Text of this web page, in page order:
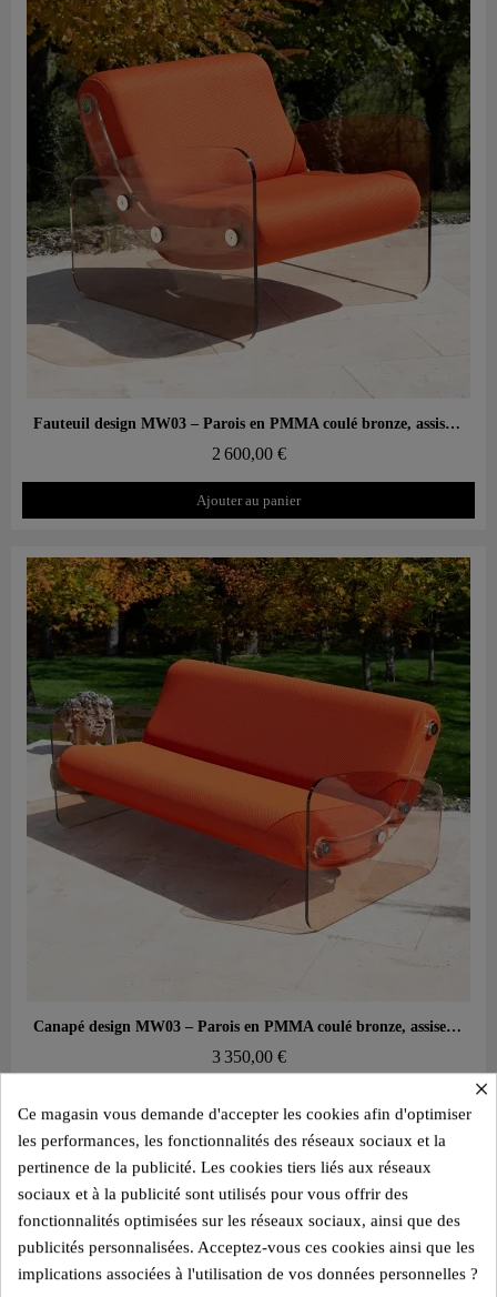
Aperçu rapide Fauteuil design MW03 – Parois en PMMA coulé bronze, assise en mousse alvéolaire
2 600,00 €
Ajouter au panier
Aperçu rapide Canapé design MW03 – Parois en PMMA coulé bronze, assise en mousse alvéolaire
3 350,00 €
×
Ce magasin vous demande d'accepter les cookies afin d'optimiser
les performances, les fonctionnalités des réseaux sociaux et la
pertinence de la publicité. Les cookies tiers liés aux réseaux
sociaux et à la publicité sont utilisés pour vous offrir des
fonctionnalités optimisées sur les réseaux sociaux, ainsi que des
publicités personnalisées. Acceptez-vous ces cookies ainsi que les
implications associées à l'utilisation de vos données personnelles ?